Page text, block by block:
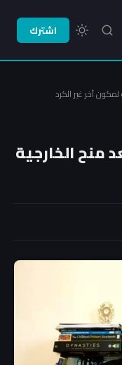
اشترك
آخر غير الكرد
منح الخارجية